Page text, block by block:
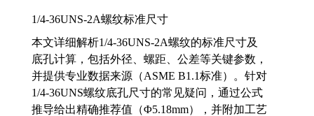
1/4-36UNS-2A螺纹标准尺寸
本文详细解析1/4-36UNS-2A螺纹的标准尺寸及
底孔计算，包括外径、螺距、公差等关键参数，
并提供专业数据来源（ASME B1.1标准）。针对
1/4-36UNS螺纹底孔尺寸的常见疑问，通过公式
推导给出精确推荐值（Φ5.18mm），并附加工艺